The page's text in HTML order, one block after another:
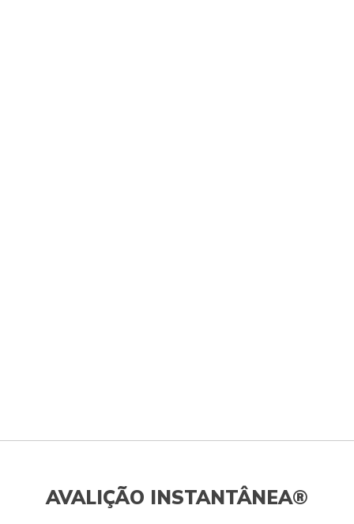
AVALIÇÃO INSTANTÂNEA®